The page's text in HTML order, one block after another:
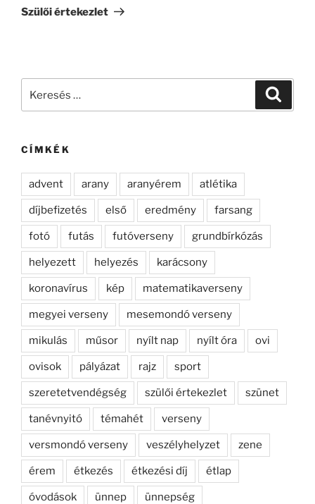
bejegyzés
Szülői értekezlet
CÍMKÉK
advent arany aranyérem atlétika
díjbefizetés első eredmény farsang
fotó futás futóverseny grundbírkózás
helyezett helyezés karácsony
koronavírus kép matematikaverseny
megyei verseny mesemondó verseny
mikulás műsor nyílt nap nyílt óra ovi
ovisok pályázat rajz sport
szeretetvendégség szülői értekezlet szünet
tanévnyitó témahét verseny
versmondó verseny veszélyhelyzet zene
érem étkezés étkezési díj étlap
óvodások ünnep ünnepség